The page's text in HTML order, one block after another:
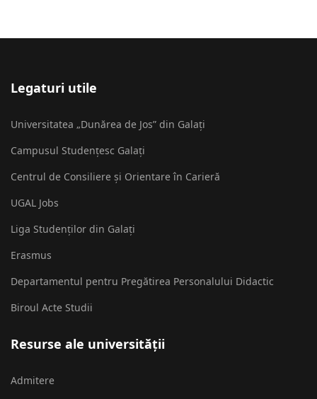
Legaturi utile
Universitatea „Dunărea de Jos” din Galați
Campusul Studențesc Galați
Centrul de Consiliere și Orientare în Carieră
UGAL Jobs
Liga Studenților din Galați
Erasmus
Departamentul pentru Pregătirea Personalului Didactic
Biroul Acte Studii
Resurse ale universității
Admitere